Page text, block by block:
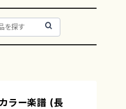
ラー楽譜 (長